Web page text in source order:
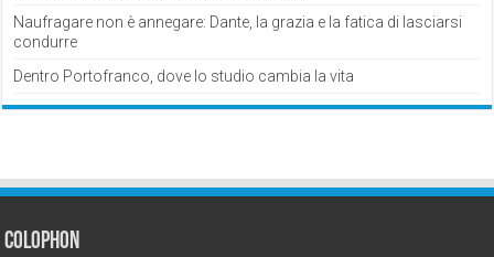
Naufragare non è annegare: Dante, la grazia e la fatica di lasciarsi
condurre
Dentro Portofranco, dove lo studio cambia la vita
Colophon